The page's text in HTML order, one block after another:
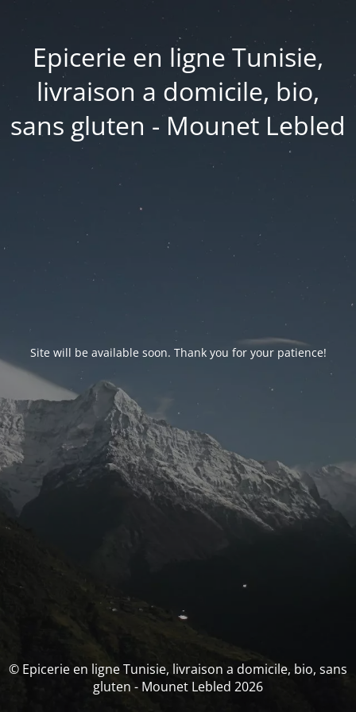
Epicerie en ligne Tunisie,
livraison a domicile, bio,
sans gluten - Mounet Lebled
Site will be available soon. Thank you for your patience!
© Epicerie en ligne Tunisie, livraison a domicile, bio, sans
gluten - Mounet Lebled 2026